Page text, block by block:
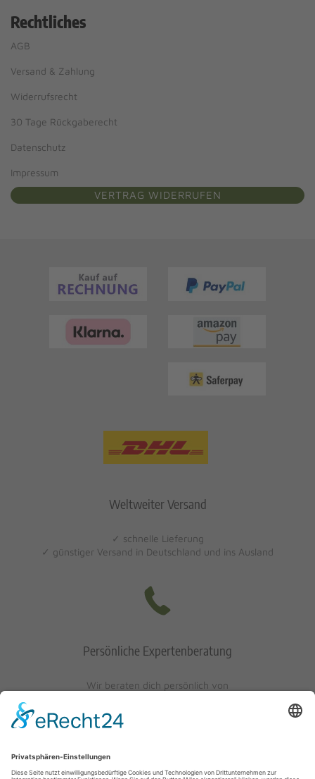
Rechtliches
AGB
Versand & Zahlung
Widerrufsrecht
30 Tage Rückgaberecht
Datenschutz
Impressum
VERTRAG WIDERRUFEN
Weltweiter Versand
✓ schnelle Lieferung
✓ günstiger Versand in Deutschland und ins Ausland
Persönliche Expertenberatung
Wir beraten dich persönlich von
0621/405401-10